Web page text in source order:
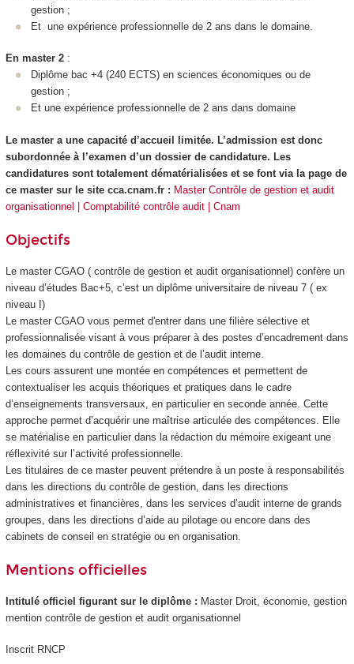
gestion ;
Et une expérience professionnelle de 2 ans dans le domaine.
En master 2:
Diplôme bac +4 (240 ECTS) en sciences économiques ou de
gestion ;
Et une expérience professionnelle de 2 ans dans domaine
Le master a une capacité d’accueil limitée. L’admission est donc
subordonnée à l’examen d’un dossier de candidature. Les
candidatures sont totalement dématérialisées et se font via la page de
ce master sur le site cca.cnam.fr : Master Contrôle de gestion et audit
organisationnel | Comptabilité contrôle audit | Cnam
Objectifs
Le master CGAO ( contrôle de gestion et audit organisationnel) confère un
niveau d’études Bac+5, c’est un diplôme universitaire de niveau 7( ex
niveau I)
Le master CGAO vous permet d'entrer dans une filière sélective et
professionnalisée visant à vous préparer à des postes d’encadrement dans
les domaines du contrôle de gestion et de l’audit interne.
Les cours assurent une montée en compétences et permettent de
contextualiser les acquis théoriques et pratiques dans le cadre
d’enseignements transversaux, en particulier en seconde année. Cette
approche permet d’acquérir une maîtrise articulée des compétences. Elle
se matérialise en particulier dans la rédaction du mémoire exigeant une
réflexivité sur l’activité professionnelle.
Les titulaires de ce master peuvent prétendre à un poste à responsabilités
dans les directions du contrôle de gestion, dans les directions
administratives et financières, dans les services d’audit interne de grands
groupes, dans les directions d’aide au pilotage ou encore dans des
cabinets de conseil en stratégie ou en organisation.
Mentions officielles
Intitulé officiel figurant sur le diplôme : Master Droit, économie, gestion
mention contrôle de gestion et audit organisationnel
Inscrit RNCP